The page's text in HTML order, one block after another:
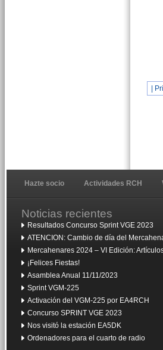
|
Hazte socio Actividades RCH
Noticias recientes
Resultados Concurso Sprint VGE 2023
ATENCION: Cambio de día del
Mercahenares 2024 – VI Edición:
¡Felices Fiestas!
Asamblea Anual 11/11/2023
Sprint VGM-225
Activación del VGM-225 por EA4RCH
Concurso SPRINT VGE 2023
Nos visitó la estación EA5DK
Ordenadores para el cuarto de radio